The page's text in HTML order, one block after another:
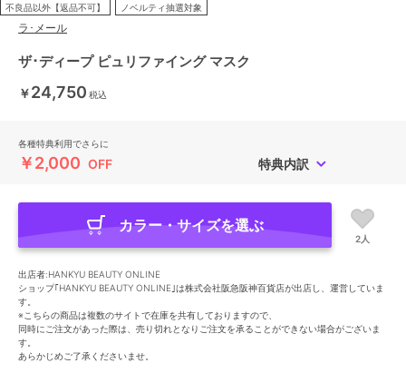
不良品以外【返品不可】 ノベルティ抽選対象
ラ･メール
ザ･ディープ ピュリファイング マスク
￥24,750 税込
各種特典利用でさらに
￥2,000 OFF 特典内訳
カラー・サイズを選ぶ
2人
出店者:HANKYU BEAUTY ONLINE
ショップ｢HANKYU BEAUTY ONLINE｣は株式会社阪急阪神百貨店が出店し、運営していま
す。
※こちらの商品は複数のサイトで在庫を共有しておりますので、
同時にご注文があった際は、売り切れとなりご注文を承ることができない場合がございま
す。
あらかじめご了承くださいませ。